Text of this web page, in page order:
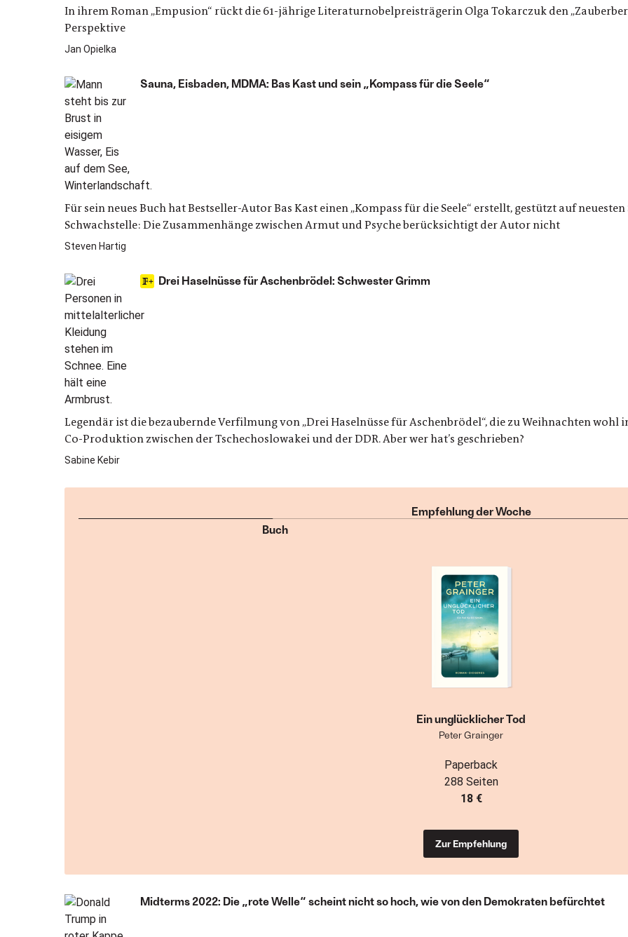
In ihrem Roman „Empusion“ rückt die 61-jährige Literaturnobelpreisträgerin Olga Tokarczuk den
Perspektive
Jan Opielka
Sauna, Eisbaden, MDMA: Bas Kast und sein „Kompass für die Seele“
Für sein neues Buch hat Bestseller-Autor Bas Kast einen „Kompass für die Seele“ erstellt, gestützt auf
Schwachstelle: Die Zusammenhänge zwischen Armut und Psyche berücksichtigt der Autor nicht
Steven Hartig
Drei Haselnüsse für Aschenbrödel: Schwester Grimm
Legendär ist die bezaubernde Verfilmung von „Drei Haselnüsse für Aschenbrödel“, die zu Weihnachten wohl
Co-Produktion zwischen der Tschechoslowakei und der DDR. Aber wer hat’s geschrieben?
Sabine Kebir
Midterms 2022: Die „rote Welle“ scheint nicht so hoch, wie von den Demokraten befürchtet
Empfehlung der Woche
Buch
Ein unglücklicher Tod
Peter Grainger
Paperback
288 Seiten
18 €
Zur Empfehlung